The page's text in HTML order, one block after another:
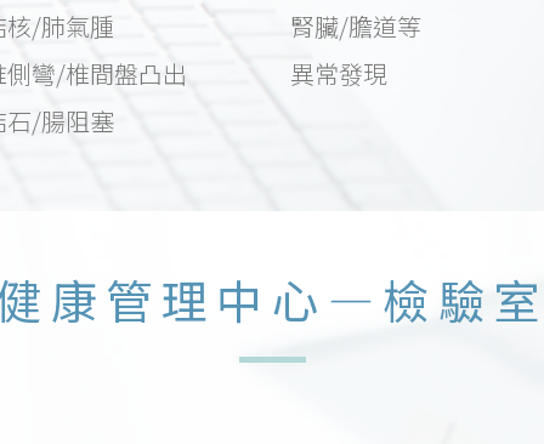
核/肺氣腫
彎/椎間盤凸出
石/腸阻塞
腎臟/膽道等
異常發現
康管理中心—檢驗